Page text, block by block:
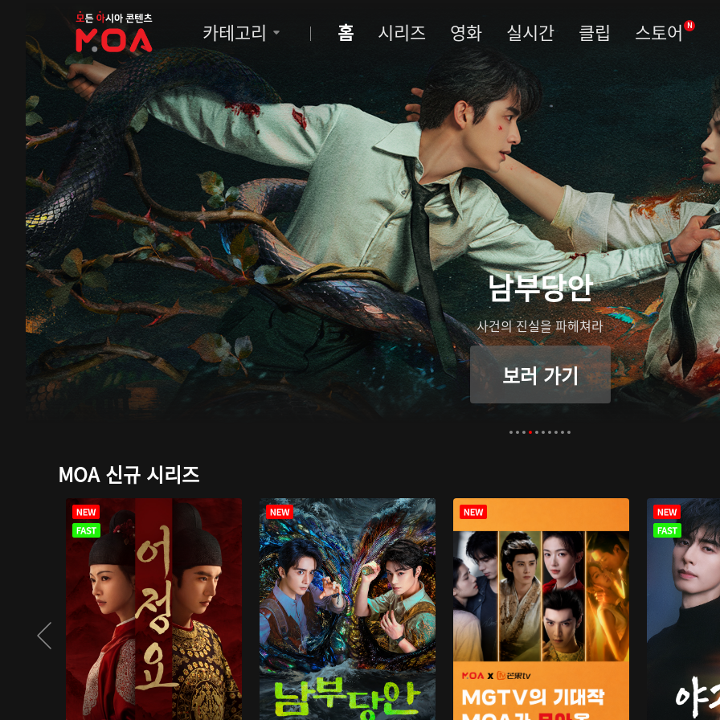
MOA
카테고리 홈 시리즈 영화 실시간 클립 스토어 N
남부당안
사건의 진실을 파헤쳐라
보러 가기
MOA 신규 시리즈